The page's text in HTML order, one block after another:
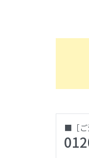
■［ご